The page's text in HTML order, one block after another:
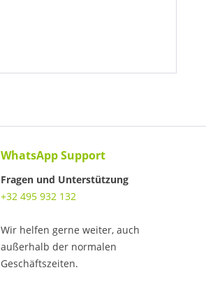
WhatsApp Support
Fragen und Unterstützung
+32 495 932 132
Wir helfen gerne weiter, auch
außerhalb der normalen
Geschäftszeiten.